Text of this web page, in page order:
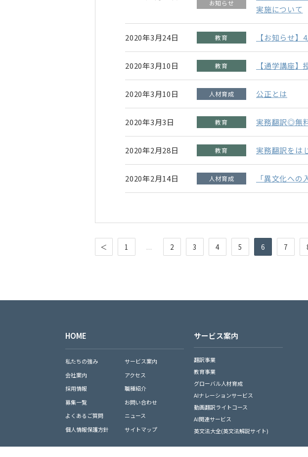
実施について
2020年3月24日 【お知らせ
2020年3月10日 【通学講座
2020年3月10日 公正とは
2020年3月3日 実務翻訳◎無
2020年2月28日 実務翻訳をは
2020年2月14日 「異文化への
＜ 1 ... 2 3 4 5 6 7
HOME
私たちの強み
サービス案内
会社案内
アクセス
採用情報
職種紹介
募集一覧
お問い合わせ
よくあるご質問
ニュース
個人情報保護方針
サイトマップ
サービス案内
翻訳事業
教育事業
グローバル人材育成
AIナレーションサービス
動画翻訳ライトコース
AI関連サービス
英文法大全(英文法解説サイト)